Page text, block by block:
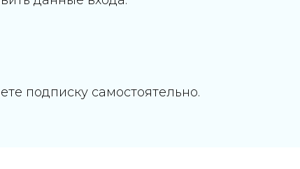
подписку самостоятельно.